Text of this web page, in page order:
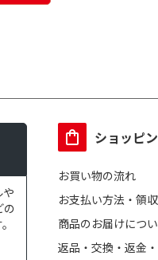
の
ショッピ
お買い物の流れ
お支払い方法・領
商品のお届けにつ
返品・交換・返金